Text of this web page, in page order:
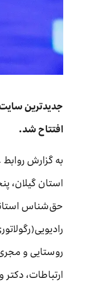
افتتاح شد.
به گزارش روابط
حق‌شناس
ارتباطات،